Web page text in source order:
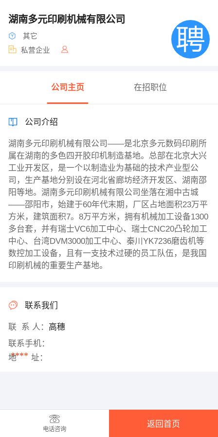
湖南多元印刷机械有限公司
其它
私营企业
公司主页 在招职位
公司介绍
湖南多元印刷机械有限公司——是北京多元数码印刷所
属在湖南的多色四开胶印机制造基地。总部在北京大兴
工业开发区，是一个以制造业为基础的技术产业型公
司，生产基地分别设在河北省廊坊经济开发区、湖南邵
阳等地。湖南多元印刷机械有限公司坐落在湘中古城
——邵阳市，始建于60年代末期，厂区占地面积23万平
方米，建筑面积7。8万平方米，拥有机械加工设备1300
多台套，并有瑞士VC6加工中心、瑞士CNC20凸轮加工
中心、台湾DVM3000加工中心、秦川YK7236磨齿机等
数控加工设备，且有一支技术过硬的员工队伍，是我国
印刷机械的重要生产基地。
联系我们
联 系 人： 高穗
联系手机：
****
地 址：
电话咨询
返回首页